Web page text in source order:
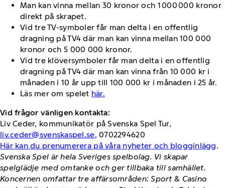
Man kan vinna mellan 30 kronor och 1 000 000 kronor
direkt på skrapet.
Vid tre TV-symboler får man delta i en offentlig
dragning på TV4 där man kan vinna mellan 100 000
kronor och 5 000 000 kronor.
Vid tre klöversymboler får man delta i en offentlig
dragning på TV4 där man kan vinna från 10 000 kr i
månaden i 10 år upp till 100 000 kr i månaden i 25 år.
Läs mer om spelet här.
Vid frågor vänligen kontakta:
Liv Ceder, kommunikatör på Svenska Spel Tur,
liv.ceder@svenskaspel.se, 0702294620
Här kan du prenumerera på våra nyheter och blogginlägg.
Svenska Spel är hela Sveriges spelbolag. Vi skapar
spelglädje med omtanke och ger tillbaka till samhället.
Koncernen omfattar tre affärsområden: Sport & Casino